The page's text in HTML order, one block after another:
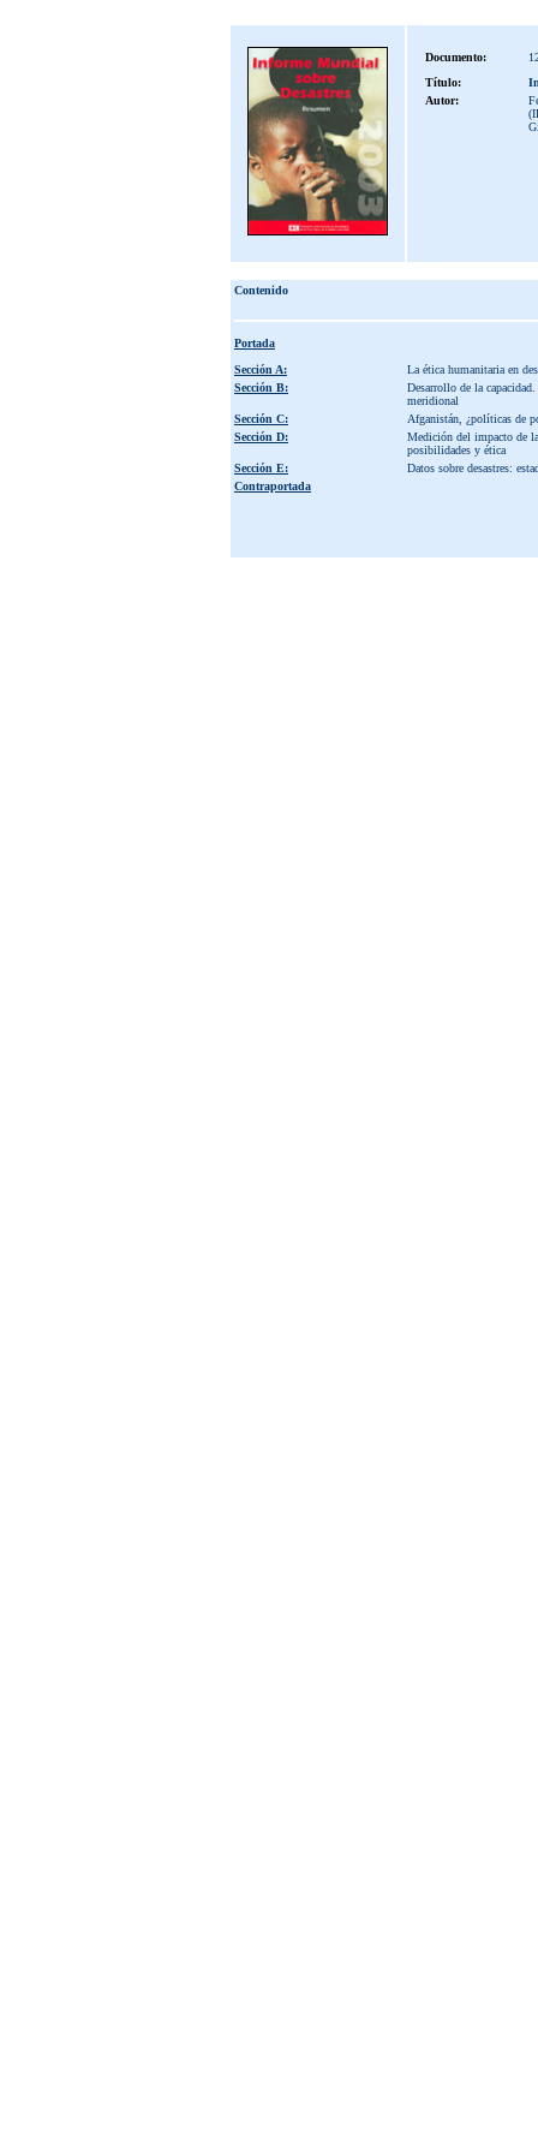
Documento:
Título:
Autor:
Contenido
Portada
Sección A:
La ética humanitaria en
Sección B:
Desarrollo de la
meridional
Sección C:
Afganistán, ¿políticas de
Sección D:
Medición del impacto de
posibilidades y ética
Sección E:
Datos sobre desastres:
Contraportada